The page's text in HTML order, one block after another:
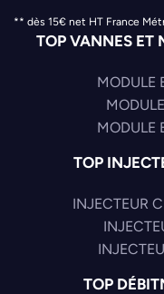
** dès 15€ net HT France
TOP VANNES ET
MODULE
MODULE
TOP
INJECTEUR
TOP